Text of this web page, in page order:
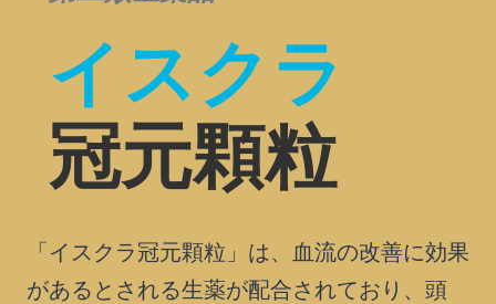
イスクラ
冠元顆粒
「イスクラ冠元顆粒」は、血流の改善に効果
があるとされる生薬が配合されており、頭